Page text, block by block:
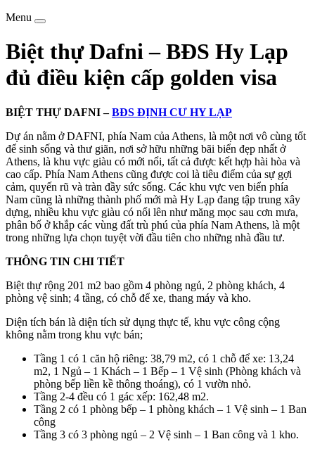
Menu
Biệt thự Dafni – BĐS Hy Lạp
đủ điều kiện cấp golden visa
BIỆT THỰ DAFNI –BĐS ĐỊNH CƯ HY LẠP
Dự án nằm ở DAFNI, phía Nam của Athens, là một nơi vô cùng tốt
để sinh sống và thư giãn, nơi sở hữu những bãi biển đẹp nhất ở
Athens, là khu vực giàu có mới nổi, tất cả được kết hợp hài hòa và
cao cấp. Phía Nam Athens cũng được coi là tiêu điểm của sự gợi
cảm, quyến rũ và tràn đầy sức sống. Các khu vực ven biển phía
Nam cũng là những thành phố mới mà Hy Lạp đang tập trung xây
dựng, nhiều khu vực giàu có nổi lên như măng mọc sau cơn mưa,
phân bố ở khắp các vùng đất trù phú của phía Nam Athens, là một
trong những lựa chọn tuyệt vời đầu tiên cho những nhà đầu tư.
THÔNG TIN CHI TIẾT
Biệt thự rộng 201 m2 bao gồm 4 phòng ngủ, 2 phòng khách, 4
phòng vệ sinh; 4 tầng, có chỗ để xe, thang máy và kho.
Diện tích bán là diện tích sử dụng thực tế, khu vực công cộng
không nằm trong khu vực bán;
Tầng 1 có 1 căn hộ riêng: 38,79 m2, có 1 chỗ để xe: 13,24
m2, 1 Ngủ – 1 Khách – 1 Bếp – 1 Vệ sinh (Phòng khách và
phòng bếp liền kề thông thoáng), có 1 vườn nhỏ.
Tầng 2-4 đều có 1 gác xếp: 162,48 m2.
Tầng 2 có 1 phòng bếp – 1 phòng khách – 1 Vệ sinh – 1 Ban
công
Tầng 3 có 3 phòng ngủ – 2 Vệ sinh – 1 Ban công và 1 kho.